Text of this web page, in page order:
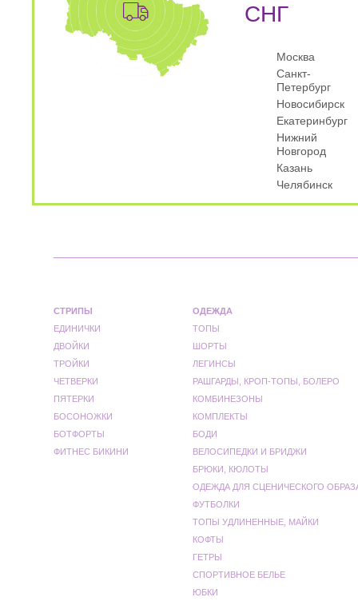
СНГ
Москва
Санкт-
Петербург
Новосибирск
Екатеринбург
Нижний
Новгород
Казань
Челябинск
СТРИПЫ
ЕДИНИЧКИ
ДВОЙКИ
ТРОЙКИ
ЧЕТВЕРКИ
ПЯТЕРКИ
БОСОНОЖКИ
БОТФОРТЫ
ФИТНЕС БИКИНИ
ОДЕЖДА
ТОПЫ
ШОРТЫ
ЛЕГИНСЫ
РАШГАРДЫ, КРОП-ТОПЫ, БОЛЕРО
КОМБИНЕЗОНЫ
КОМПЛЕКТЫ
БОДИ
ВЕЛОСИПЕДКИ И БРИДЖИ
БРЮКИ, КЮЛОТЫ
ОДЕЖДА ДЛЯ СЦЕНИЧЕСКОГО
ФУТБОЛКИ
ТОПЫ УДЛИНЕННЫЕ, МАЙКИ
КОФТЫ
ГЕТРЫ
СПОРТИВНОЕ БЕЛЬЕ
ЮБКИ